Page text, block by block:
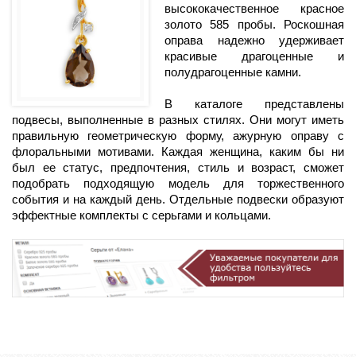
высококачественное красное
золото 585 пробы. Роскошная
оправа надежно удерживает
красивые драгоценные и
полудрагоценные камни.
В каталоге представлены
подвесы, выполненные в разных стилях. Они могут иметь
правильную геометрическую форму, ажурную оправу с
флоральными мотивами. Каждая женщина, каким бы ни
был ее статус, предпочтения, стиль и возраст, сможет
подобрать подходящую модель для торжественного
события и на каждый день. Отдельные подвески образуют
эффектные комплекты с серьгами и кольцами.